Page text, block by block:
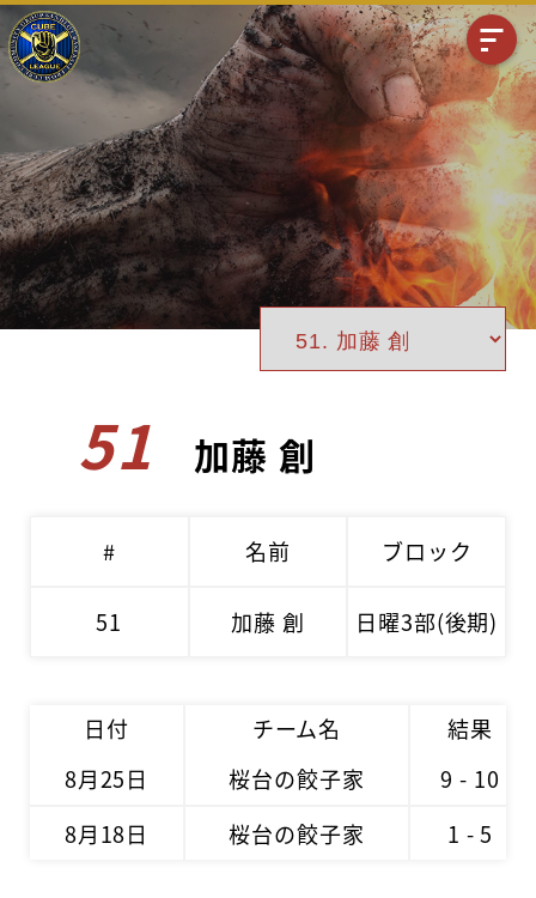
51 加藤 創
#
51
名前
加藤 創
ブロック
日曜3部(後期)
日付 チーム名
結果
8月25日
桜台の餃子家
9 - 10
8月18日
桜台の餃子家 1 - 5